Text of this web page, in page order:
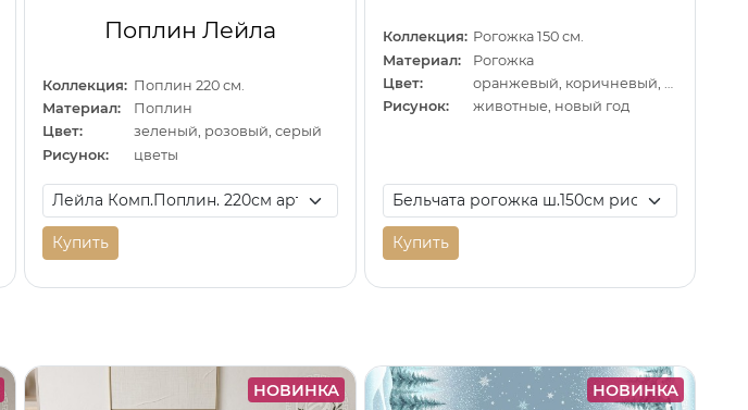
Поплин Лейла
Коллекция: Поплин 220 см.
Материал:
Поплин
Цвет:
зеленый, розовый, серый
Рисунок:
цветы
Купить
Коллекция: Рогожка 150 см.
Материал:
Рогожка
Цвет:
оранжевый, коричневый, серый
Рисунок:
животные, новый год
Купить
НОВИНКА НОВИНКА